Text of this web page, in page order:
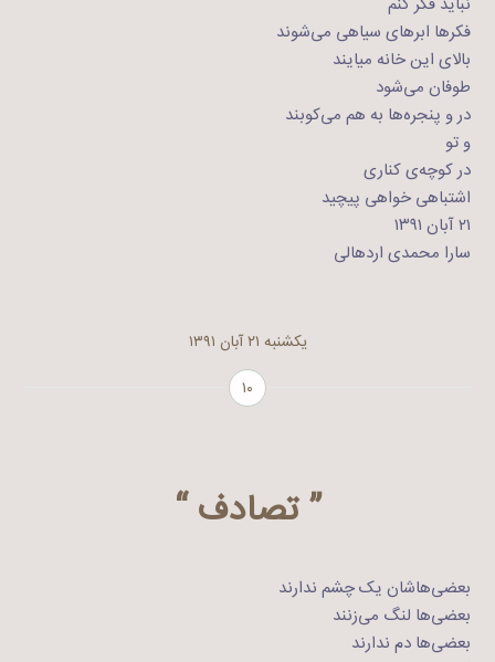
فکرها ابرهای سیاهی می‌شوند
بالای این خانه میایند
طوفان می‌شود
در و پنجره‌ها به هم می‌کوبند
و تو
در کوچه‌ی کناری
اشتباهی خواهی پیچید
۲۱ آبان ۱۳۹۱
سارا محمدی اردهالی
یکشنبه ۲۱ آبان ۱۳۹۱
۱۰
” تصادف “
بعضی‌هاشان یک چشم ندارند
بعضی‌ها لنگ می‌زنند
بعضی‌ها دم ندارند